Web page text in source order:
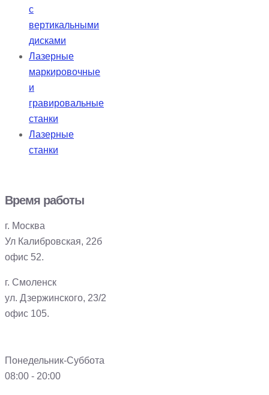
с
вертикальными
дисками
Лазерные
маркировочные
и
гравировальные
станки
Лазерные
станки
Время работы
г. Москва
Ул Калибровская, 22б
офис 52.
г. Смоленск
ул. Дзержинского, 23/2
офис 105.
Понедельник-Суббота
08:00 - 20:00